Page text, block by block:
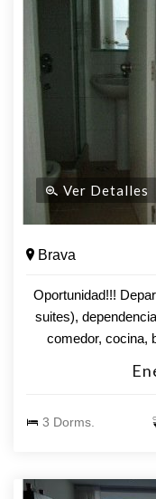
Ver Detalles
Brava
Oportunidad!!!
suites),
comedor, cocina,
3 Dorms.